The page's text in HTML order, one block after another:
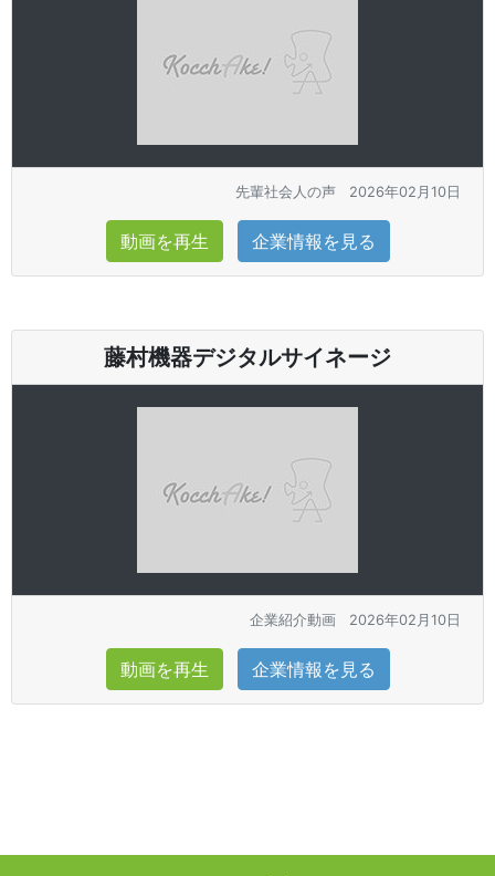
先輩社会人の声 2026年02月10日
動画を再生 企業情報を見る
藤村機器デジタルサイネージ
企業紹介動画 2026年02月10日
動画を再生 企業情報を見る